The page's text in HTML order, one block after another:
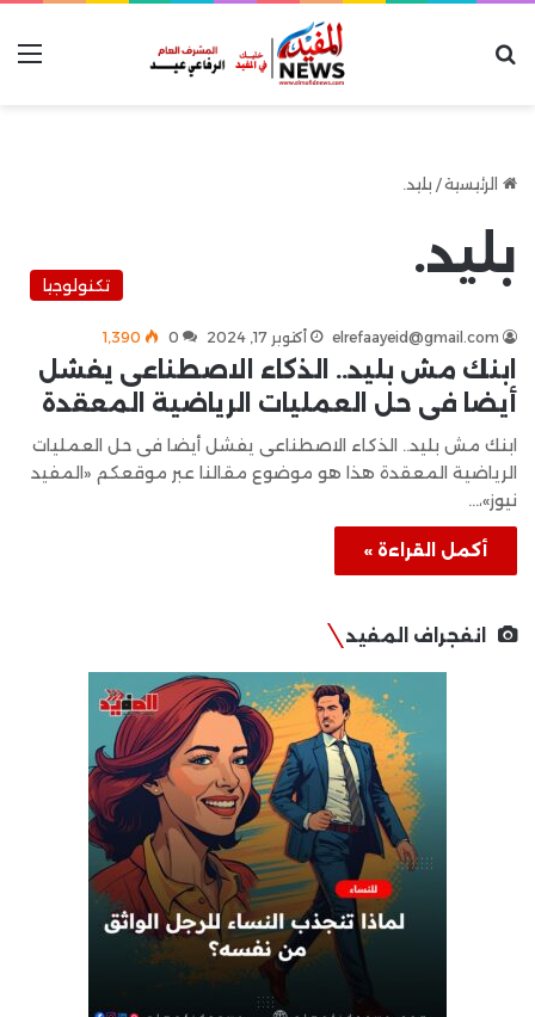
الرئيسية/ بليد.
بليد.
تكنولوجيا
elrefaayeid@gmail.com أكتوبر 17, 2024 0 1٬390
ابنك مش بليد.. الذكاء الاصطناعى يفشل
أيضا فى حل العمليات الرياضية المعقدة
ابنك مش بليد.. الذكاء الاصطناعى يفشل أيضا فى حل العمليات
الرياضية المعقدة هذا هو موضوع مقالنا عبر موقعكم «المفيد
نيوز»،…
أكمل القراءة »
انفجراف المفيد